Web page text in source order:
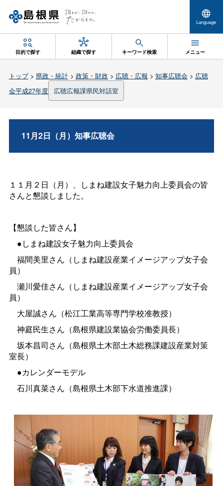
Language
目的で探す 組織で探す キーワード検索 メニュー
トップ> 県政・統計> 政策・財政 > 広聴・広報 > 知事広聴会 > 広聴
会平成27年度
広聴広報課県民対話室
11月2日（月）知事広聴会
１１月２日（月）、しまね建設女子魅力向上委員会の皆
さんと懇談しました。
【懇談した皆さん】
●しまね建設女子魅力向上委員会
福間美里さん（しまね建設産業イメージアップ女子会
員）
瀬川愛佳さん（しまね建設産業イメージアップ女子会
員）
大屋誠さん（松江工業高等専門学校准教授）
神庭民生さん（島根県建設業協会労働委員長）
坂本昌司さん（島根県土木部土木総務課建設産業対策
室長）
●カレンダーモデル
石川真菜さん（島根県土木部下水道推進課）